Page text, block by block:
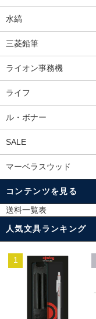
水縞
三菱鉛筆
ライオン事務機
ライフ
ル・ボナー
SALE
マーベラスウッド
コンテンツを見る
送料一覧表
人気文具ランキング
1